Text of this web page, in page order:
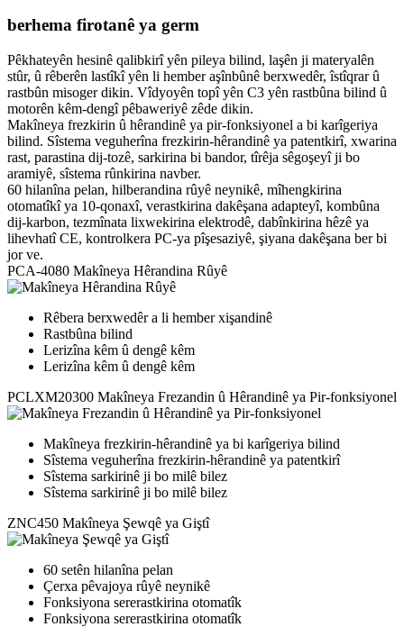
berhema firotanê ya germ
Pêkhateyên hesinê qalibkirî yên pileya bilind, laşên ji materyalên
stûr, û rêberên lastîkî yên li hember aşînbûnê berxwedêr, îstîqrar û
rastbûn misoger dikin. Vîdyoyên topî yên C3 yên rastbûna bilind û
motorên kêm-dengî pêbaweriyê zêde dikin.
Makîneya frezkirin û hêrandinê ya pir-fonksiyonel a bi karîgeriya
bilind. Sîstema veguherîna frezkirin-hêrandinê ya patentkirî, xwarina
rast, parastina dij-tozê, sarkirina bi bandor, tîrêja sêgoşeyî ji bo
aramiyê, sîstema rûnkirina navber.
60 hilanîna pelan, hilberandina rûyê neynikê, mîhengkirina
otomatîkî ya 10-qonaxî, verastkirina dakêşana adapteyî, kombûna
dij-karbon, tezmînata lixwekirina elektrodê, dabînkirina hêzê ya
lihevhatî CE, kontrolkera PC-ya pîşesaziyê, şiyana dakêşana ber bi
jor ve.
PCA-4080 Makîneya Hêrandina Rûyê
Rêbera berxwedêr a li hember xişandinê
Rastbûna bilind
Lerizîna kêm û dengê kêm
Lerizîna kêm û dengê kêm
PCLXM20300 Makîneya Frezandin û Hêrandinê ya Pir-fonksiyonel
Makîneya frezkirin-hêrandinê ya bi karîgeriya bilind
Sîstema veguherîna frezkirin-hêrandinê ya patentkirî
Sîstema sarkirinê ji bo milê bilez
Sîstema sarkirinê ji bo milê bilez
ZNC450 Makîneya Şewqê ya Giştî
60 setên hilanîna pelan
Çerxa pêvajoya rûyê neynikê
Fonksiyona sererastkirina otomatîk
Fonksiyona sererastkirina otomatîk